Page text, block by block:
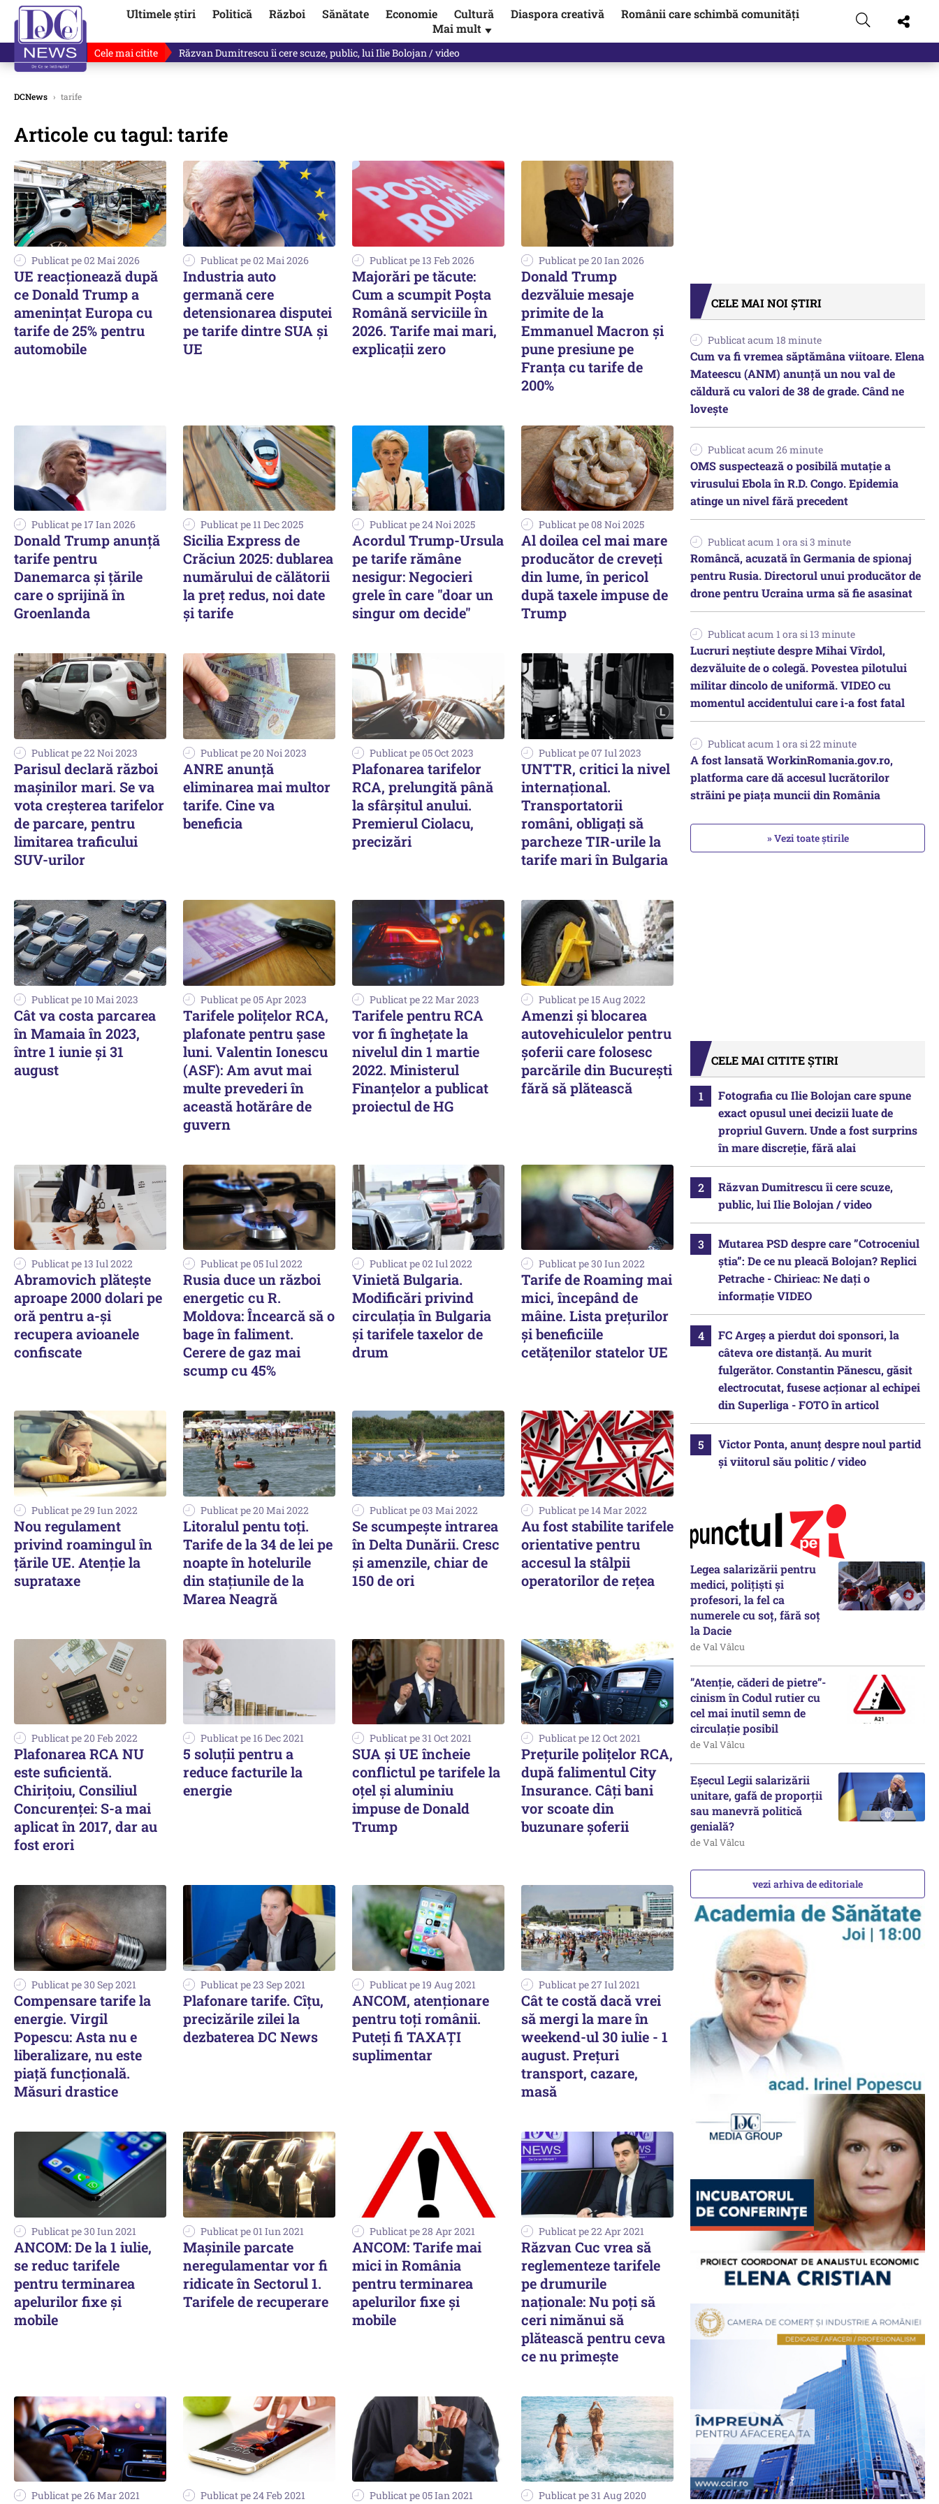
Ultimele știri Politică Război Sănătate Economie Cultură Diaspora creativă
Românii care schimbă comunități
Mai mult ▼
Cele mai citite Răzvan Dumitrescu îi cere scuze, public, lui Ilie Bolojan / video
DCNews › tarife
Articole cu tagul: tarife
Publicat pe 02 Mai 2026
UE reacţionează după
ce Donald Trump a
ameninţat Europa cu
tarife de 25% pentru
automobile
Publicat pe 02 Mai 2026
Industria auto
germană cere
detensionarea disputei
pe tarife dintre SUA şi
UE
Publicat pe 13 Feb 2026
Majorări pe tăcute:
Cum a scumpit Poșta
Română serviciile în
2026. Tarife mai mari,
explicații zero
Publicat pe 20 Ian 2026
Donald Trump
dezvăluie mesaje
primite de la
Emmanuel Macron și
pune presiune pe
Franța cu tarife de
200%
Publicat pe 17 Ian 2026
Donald Trump anunţă
tarife pentru
Danemarca şi ţările
care o sprijină în
Groenlanda
Publicat pe 11 Dec 2025
Sicilia Express de
Crăciun 2025: dublarea
numărului de călătorii
la preț redus, noi date
și tarife
Publicat pe 24 Noi 2025
Acordul Trump-Ursula
pe tarife rămâne
nesigur: Negocieri
grele în care "doar un
singur om decide"
Publicat pe 08 Noi 2025
Al doilea cel mai mare
producător de creveți
din lume, în pericol
după taxele impuse de
Trump
Publicat pe 22 Noi 2023
Parisul declară război
mașinilor mari. Se va
vota creşterea tarifelor
de parcare, pentru
limitarea traficului
SUV-urilor
Publicat pe 20 Noi 2023
ANRE anunță
eliminarea mai multor
tarife. Cine va
beneficia
Publicat pe 05 Oct 2023
Plafonarea tarifelor
RCA, prelungită până
la sfârșitul anului.
Premierul Ciolacu,
precizări
Publicat pe 07 Iul 2023
UNTTR, critici la nivel
internaţional.
Transportatorii
români, obligaţi să
parcheze TIR-urile la
tarife mari în Bulgaria
Publicat pe 10 Mai 2023
Cât va costa parcarea
în Mamaia în 2023,
între 1 iunie și 31
august
Publicat pe 05 Apr 2023
Tarifele poliţelor RCA,
plafonate pentru șase
luni. Valentin Ionescu
(ASF): Am avut mai
multe prevederi în
această hotărâre de
guvern
Publicat pe 22 Mar 2023
Tarifele pentru RCA
vor fi înghețate la
nivelul din 1 martie
2022. Ministerul
Finanțelor a publicat
proiectul de HG
Publicat pe 15 Aug 2022
Amenzi şi blocarea
autovehiculelor pentru
șoferii care folosesc
parcările din București
fără să plătească
Publicat pe 13 Iul 2022
Abramovich plăteşte
aproape 2000 dolari pe
oră pentru a-şi
recupera avioanele
confiscate
Publicat pe 05 Iul 2022
Rusia duce un război
energetic cu R.
Moldova: Încearcă să o
bage în faliment.
Cerere de gaz mai
scump cu 45%
Publicat pe 02 Iul 2022
Vinietă Bulgaria.
Modificări privind
circulația în Bulgaria
și tarifele taxelor de
drum
Publicat pe 30 Iun 2022
Tarife de Roaming mai
mici, începând de
mâine. Lista prețurilor
și beneficiile
cetăţenilor statelor UE
Publicat pe 29 Iun 2022
Nou regulament
privind roamingul în
țările UE. Atenție la
suprataxe
Publicat pe 20 Mai 2022
Litoralul pentu toţi.
Tarife de la 34 de lei pe
noapte în hotelurile
din staţiunile de la
Marea Neagră
Publicat pe 03 Mai 2022
Se scumpeşte intrarea
în Delta Dunării. Cresc
şi amenzile, chiar de
150 de ori
Publicat pe 14 Mar 2022
Au fost stabilite tarifele
orientative pentru
accesul la stâlpii
operatorilor de rețea
Publicat pe 20 Feb 2022
Plafonarea RCA NU
este suficientă.
Chiriţoiu, Consiliul
Concurenţei: S-a mai
aplicat în 2017, dar au
fost erori
Publicat pe 16 Dec 2021
5 soluții pentru a
reduce facturile la
energie
Publicat pe 31 Oct 2021
SUA și UE încheie
conflictul pe tarifele la
oțel și aluminiu
impuse de Donald
Trump
Publicat pe 12 Oct 2021
Prețurile polițelor RCA,
după falimentul City
Insurance. Câți bani
vor scoate din
buzunare șoferii
Publicat pe 30 Sep 2021
Compensare tarife la
energie. Virgil
Popescu: Asta nu e
liberalizare, nu este
piață funcțională.
Măsuri drastice
Publicat pe 23 Sep 2021
Plafonare tarife. Cîțu,
precizările zilei la
dezbaterea DC News
Publicat pe 19 Aug 2021
ANCOM, atenționare
pentru toți românii.
Puteți fi TAXAȚI
suplimentar
Publicat pe 27 Iul 2021
Cât te costă dacă vrei
să mergi la mare în
weekend-ul 30 iulie - 1
august. Prețuri
transport, cazare,
masă
Publicat pe 30 Iun 2021
ANCOM: De la 1 iulie,
se reduc tarifele
pentru terminarea
apelurilor fixe şi
mobile
Publicat pe 01 Iun 2021
Mașinile parcate
neregulamentar vor fi
ridicate în Sectorul 1.
Tarifele de recuperare
Publicat pe 28 Apr 2021
ANCOM: Tarife mai
mici in România
pentru terminarea
apelurilor fixe și
mobile
Publicat pe 22 Apr 2021
Răzvan Cuc vrea să
reglementeze tarifele
pe drumurile
naționale: Nu poți să
ceri nimănui să
plătească pentru ceva
ce nu primește
Publicat pe 26 Mar 2021 Publicat pe 24 Feb 2021 Publicat pe 05 Ian 2021 Publicat pe 31 Aug 2020
CELE MAI NOI ȘTIRI
Publicat acum 18 minute
Cum va fi vremea săptămâna viitoare. Elena
Mateescu (ANM) anunță un nou val de
căldură cu valori de 38 de grade. Când ne
lovește
Publicat acum 26 minute
OMS suspectează o posibilă mutație a
virusului Ebola în R.D. Congo. Epidemia
atinge un nivel fără precedent
Publicat acum 1 ora si 3 minute
Româncă, acuzată în Germania de spionaj
pentru Rusia. Directorul unui producător de
drone pentru Ucraina urma să fie asasinat
Publicat acum 1 ora si 13 minute
Lucruri neștiute despre Mihai Vîrdol,
dezvăluite de o colegă. Povestea pilotului
militar dincolo de uniformă. VIDEO cu
momentul accidentului care i-a fost fatal
Publicat acum 1 ora si 22 minute
A fost lansată WorkinRomania.gov.ro,
platforma care dă accesul lucrătorilor
străini pe piața muncii din România
» Vezi toate știrile
CELE MAI CITITE ȘTIRI
Fotografia cu Ilie Bolojan care spune
exact opusul unei decizii luate de
propriul Guvern. Unde a fost surprins
în mare discreție, fără alai
Răzvan Dumitrescu îi cere scuze,
public, lui Ilie Bolojan / video
Mutarea PSD despre care ”Cotroceniul
știa”: De ce nu pleacă Bolojan? Replici
Petrache - Chirieac: Ne dați o
informație VIDEO
FC Argeș a pierdut doi sponsori, la
câteva ore distanță. Au murit
fulgerător. Constantin Pănescu, găsit
electrocutat, fusese acționar al echipei
din Superliga - FOTO în articol
Victor Ponta, anunț despre noul partid
și viitorul său politic / video
Legea salarizării pentru
medici, polițiști și
profesori, la fel ca
numerele cu soț, fără soț
la Dacie
de Val Vâlcu
”Atenție, căderi de pietre”-
cinism în Codul rutier cu
cel mai inutil semn de
circulație posibil
de Val Vâlcu
Eșecul Legii salarizării
unitare, gafă de proporții
sau manevră politică
genială?
de Val Vâlcu
vezi arhiva de editoriale